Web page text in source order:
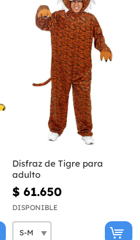
Disfraz de Tigre para
adulto
$ 61.650
DISPONIBLE